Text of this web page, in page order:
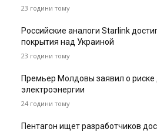
23 години тому
Российские аналоги Starlink
покрытия над Украиной
23 години тому
Премьер Молдовы заявил о
электроэнергии
24 години тому
Пентагон ищет разработчиков